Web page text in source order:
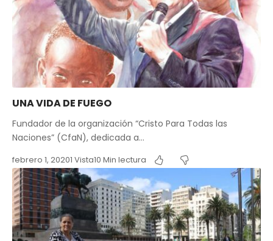
UNA VIDA DE FUEGO
Fundador de la organización “Cristo Para Todas las
Naciones” (CfaN), dedicada a…
febrero 1, 20201 Vista10 Min lectura